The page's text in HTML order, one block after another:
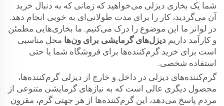
شما یک بخاری دیزلی می‌خواهید که زمانی که به دنبال خرید
آن می‌گردید، کار را برای مدت طولانی‌ای به خوبی انجام دهد.
در لوانر ما این موضوع را درک می‌کنیم. ما بخاری‌هایی مطمئن
و کارآمد داریم دیزل‌های گرمایشی برای ون‌ها محل مناسبی
است برای خرید گرم‌کننده‌ها برای فروشگاه شما یا حتی
استفاده شخصی.
گرم‌کننده‌های دیزلی در داخل و خارج از دیزلی گرم‌کننده‌ها،
محصول دیگری عالی است که به نیازهای گرمایشی متنوعی از
مردم پاسخ می‌دهد، این گرم‌کننده‌ها از هر جهتی گرم، مقرون